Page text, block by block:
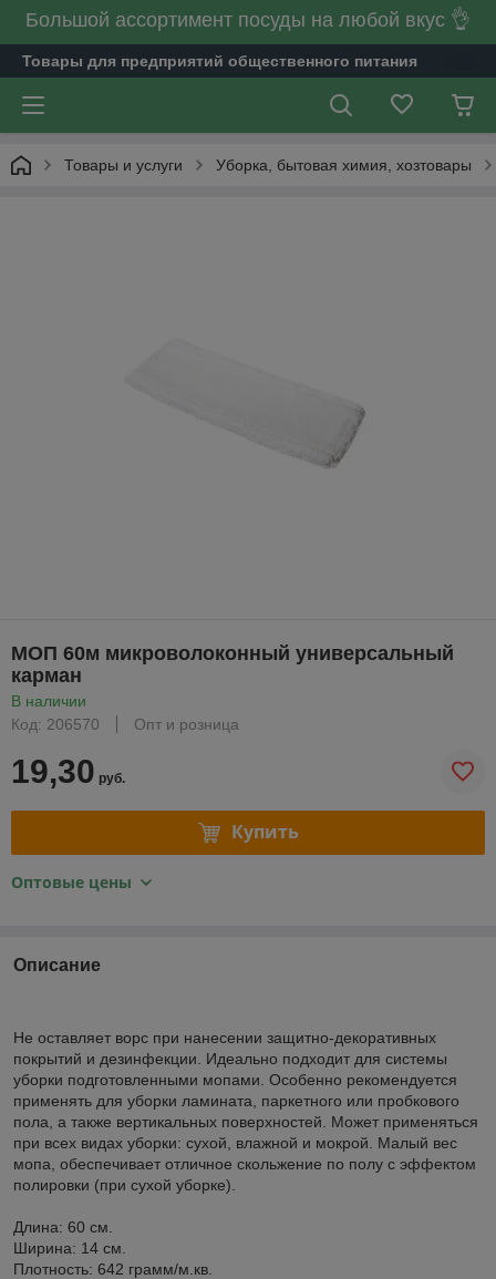
Большой ассортимент посуды на любой вкус 👌
Товары для предприятий общественного питания
Товары и услуги Уборка, бытовая химия, хозтовары
МОП 60м микроволоконный универсальный
карман
В наличии
Код: 206570
Опт и розница
19,30 руб.
Купить
Оптовые цены
Описание
Не оставляет ворс при нанесении защитно-декоративных
покрытий и дезинфекции. Идеально подходит для системы
уборки подготовленными мопами. Особенно рекомендуется
применять для уборки ламината, паркетного или пробкового
пола, а также вертикальных поверхностей. Может применяться
при всех видах уборки: сухой, влажной и мокрой. Малый вес
мопа, обеспечивает отличное скольжение по полу с эффектом
полировки (при сухой уборке).
Длина: 60 см.
Ширина: 14 см.
Плотность: 642 грамм/м.кв.